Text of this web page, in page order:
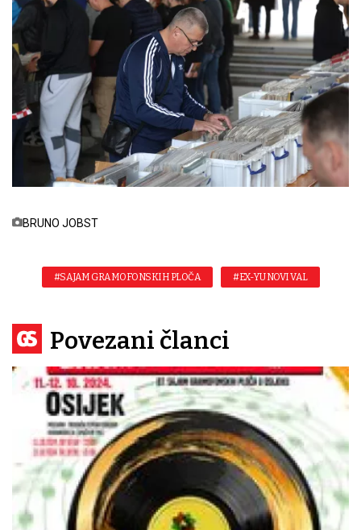
BRUNO JOBST
#SAJAM GRAMOFONSKIH PLOČA #EX-YU NOVI VAL
Povezani članci